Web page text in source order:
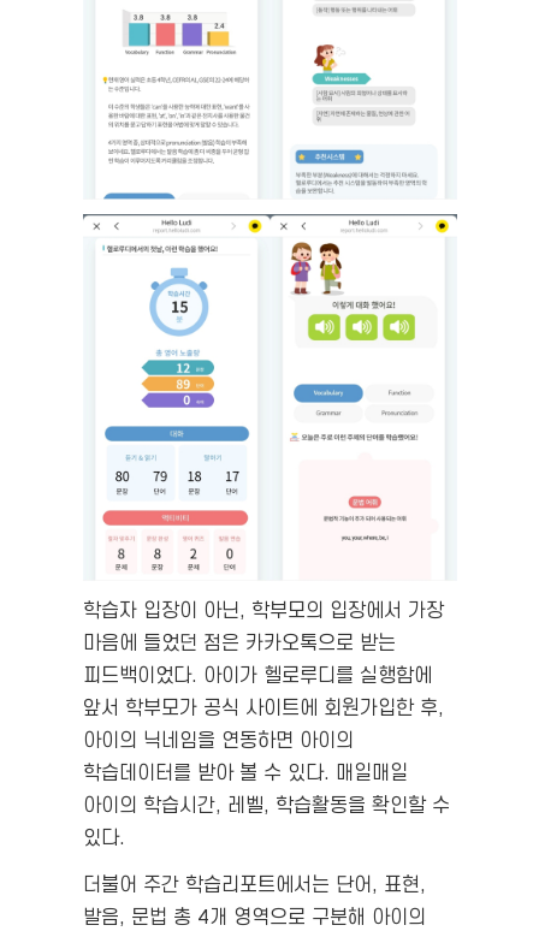
학습자 입장이 아닌, 학부모의 입장에서 가장
마음에 들었던 점은 카카오톡으로 받는
피드백이었다. 아이가 헬로루디를 실행함에
앞서 학부모가 공식 사이트에 회원가입한 후,
아이의 닉네임을 연동하면 아이의
학습데이터를 받아 볼 수 있다. 매일매일
아이의 학습시간, 레벨, 학습활동을 확인할 수
있다.
더불어 주간 학습리포트에서는 단어, 표현,
발음, 문법 총 4개 영역으로 구분해 아이의